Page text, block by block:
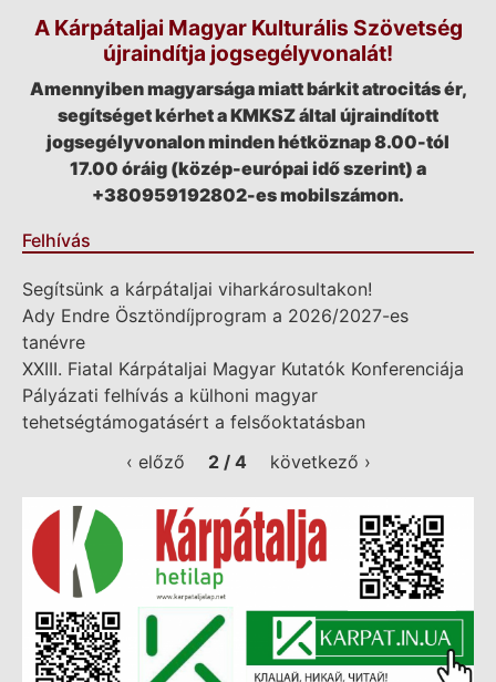
A Kárpátaljai Magyar Kulturális Szövetség
újraindítja jogsegélyvonalát!
Amennyiben magyarsága miatt bárkit atrocitás ér,
segítséget kérhet a KMKSZ által újraindított
jogsegélyvonalon minden hétköznap 8.00-tól
17.00 óráig (közép-európai idő szerint) a
+380959192802-es mobilszámon.
Felhívás
Segítsünk a kárpátaljai viharkárosultakon!
Ady Endre Ösztöndíjprogram a 2026/2027-es
tanévre
XXIII. Fiatal Kárpátaljai Magyar Kutatók Konferenciája
Pályázati felhívás a külhoni magyar
tehetségtámogatásért a felsőoktatásban
‹ előző
2 / 4 következő ›